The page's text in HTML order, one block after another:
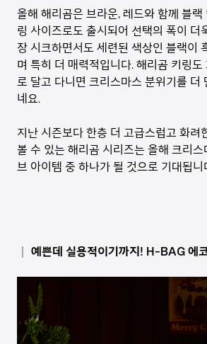
올해 해리곰은 브라운, 레드와 함께 블랙
링 사이즈로도 출시되어 선택의 폭이 더
장 시크하면서도 세련된 색상인 블랙이
며 특히 더 매력적입니다. 해리곰 키링도
로 달고 다니면 크리스마스 분위기를 더
네요.
지난 시즌보다 한층 더 고급스럽고 화려
볼 수 있는 해리곰 시리즈는 올해 크리
브 아이템 중 하나가 될 것으로 기대됩니
│ 예쁜데 실용적이기까지! H-BAG 에